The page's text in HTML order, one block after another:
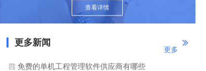
查看详情
更多新闻
更多
免费的单机工程管理软件供应商有哪些